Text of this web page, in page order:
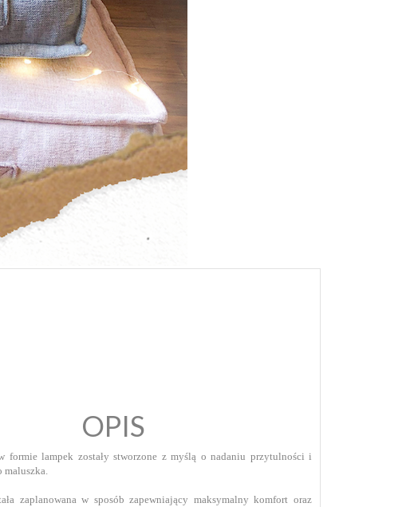
OPIS
formie lampek zostały stworzone z myślą o nadaniu przytulności i
maluszka.
zaplanowana w sposób zapewniający maksymalny komfort oraz